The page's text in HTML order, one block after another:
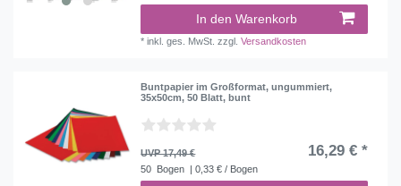
In den Warenkorb
*inkl. ges. MwSt. zzgl.Versandkosten
Buntpapier im Großformat, ungummiert,
35x50cm, 50 Blatt, bunt
UVP 17,49 € 16,29 € *
50 Bogen | 0,33 € / Bogen